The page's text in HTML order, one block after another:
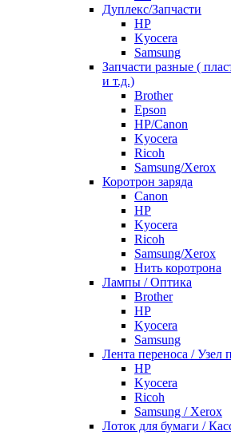
Дуплекс/Запчасти
HP
Kyocera
Samsung
Запчасти разные (
и т.д.)
Brother
Epson
HP/Canon
Kyocera
Ricoh
Samsung/Xerox
Коротрон заряда
Canon
HP
Kyocera
Ricoh
Samsung/Xerox
Нить коротрона
Лампы / Оптика
Brother
HP
Kyocera
Samsung
Лента переноса / Узел
HP
Kyocera
Ricoh
Samsung / Xerox
Лоток для бумаги /